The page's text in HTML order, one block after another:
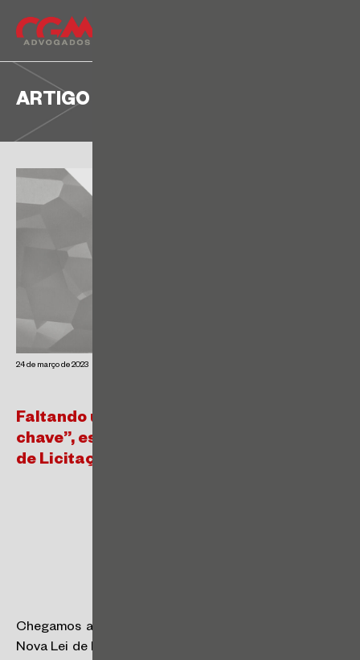
ARTIGO
24 de março de 2023
Faltando uma semana para a “virada de
chave”, estamos prontos para a Nova Lei
de Licitações?
Chegamos ao quinto episódio de nossa série sobre a
Nova Lei de Licitações (“NLL”), em que analisamos se a